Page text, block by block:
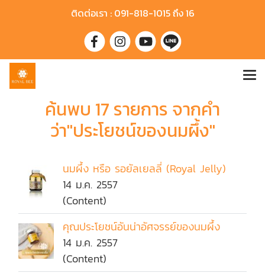
ติดต่อเรา : 091-818-1015 ถึง 16
ค้นพบ 17 รายการ จากคำ
ว่า"ประโยชน์ของนมผึ้ง"
นมผึ้ง หรือ รอยัลเยลลี่ (Royal Jelly)
14 ม.ค. 2557
(Content)
คุณประโยชน์อันน่าอัศจรรย์ของนมผึ้ง
14 ม.ค. 2557
(Content)